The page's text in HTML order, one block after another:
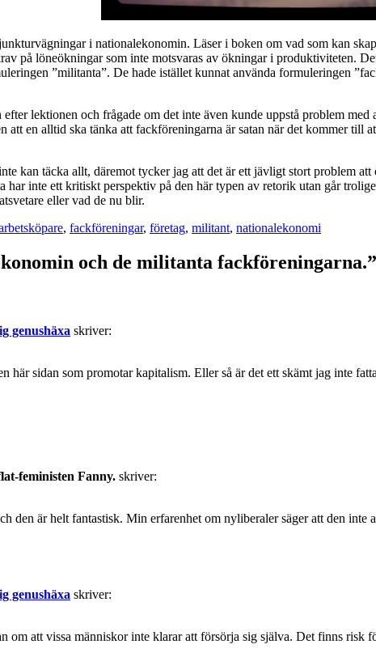
i nationalekonomin. Läser i boken om vad som kan
på löneökningar som inte motsvaras av ökningar i produktiviteten.
”militanta”. De hade istället kunnat använda formuleringen
lektionen och frågade om det inte även kunde uppstå problem
att en alltid ska tänka att fackföreningarna är satan när det kommer till
kan täcka allt, däremot tycker jag att det är ett jävligt stort problem
har inte ett kritiskt perspektiv på den här typen av retorik utan går
eller vad de nu blir.
, fackföreningar, företag, militant, nationalekonomi
och de militanta fackföreningarna.”
genushäxa skriver:
här sidan som promotar kapitalism. Eller så är det ett skämt jag inte
feministen Fanny. skriver:
den är helt fantastisk. Min erfarenhet om nyliberaler säger att den
genushäxa skriver:
om att vissa människor inte klarar att försörja sig själva. Det finns